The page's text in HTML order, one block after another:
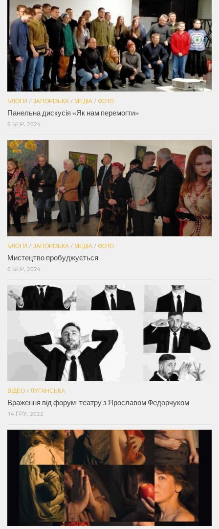
БЛОГИ / ЗАПОРІЗЬКА / МЕДІА / ФОТО
Панельна дискусія «Як нам перемогти»
6 БЕР, 2024
БЛОГИ / ЗАПОРІЗЬКА / МЕДІА / ФОТО
Мистецтво пробуджується
6 БЕР, 2024
ВІДЕО / ЛУГАНСЬКА
Враження від форум-театру з Ярославом Федорчуком
14 ГРУ, 2022